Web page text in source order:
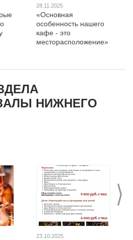
28.11.2025
«Основная
особенность нашего
кафе - это
месторасположение»
НИЖНЕГО
>
23.10.2025